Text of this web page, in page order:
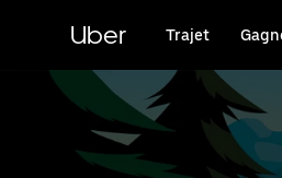
principal
Uber Trajet